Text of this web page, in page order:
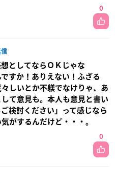
0
信
としてならＯＫじゃな
すか！ありえない！ふざる
しいとか不躾でなけりゃ、あ
て意見も。本人も意見と書い
検討ください」って感じなら
がするんだけど・・・。
0